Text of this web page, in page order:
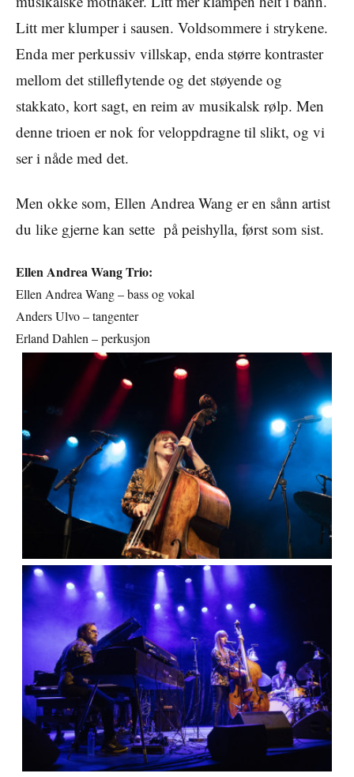
Litt mer klumper i sausen. Voldsommere i strykene.
Enda mer perkussiv villskap, enda større kontraster
mellom det stilleflytende og det støyende og
stakkato, kort sagt, en reim av musikalsk rølp. Men
denne trioen er nok for veloppdragne til slikt, og vi
ser i nåde med det.
Men okke som, Ellen Andrea Wang er en sånn artist
du like gjerne kan sette på peishylla, først som sist.
Ellen Andrea Wang Trio:
Ellen Andrea Wang – bass og vokal
Anders Ulvo – tangenter
Erland Dahlen – perkusjon